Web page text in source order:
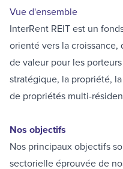
Vue d'ensemble
InterRent REIT est un
orienté vers la
de valeur pour les
stratégique, la propriété,
de propriétés multi-
Nos objectifs
Nos principaux objectifs
sectorielle éprouvée de